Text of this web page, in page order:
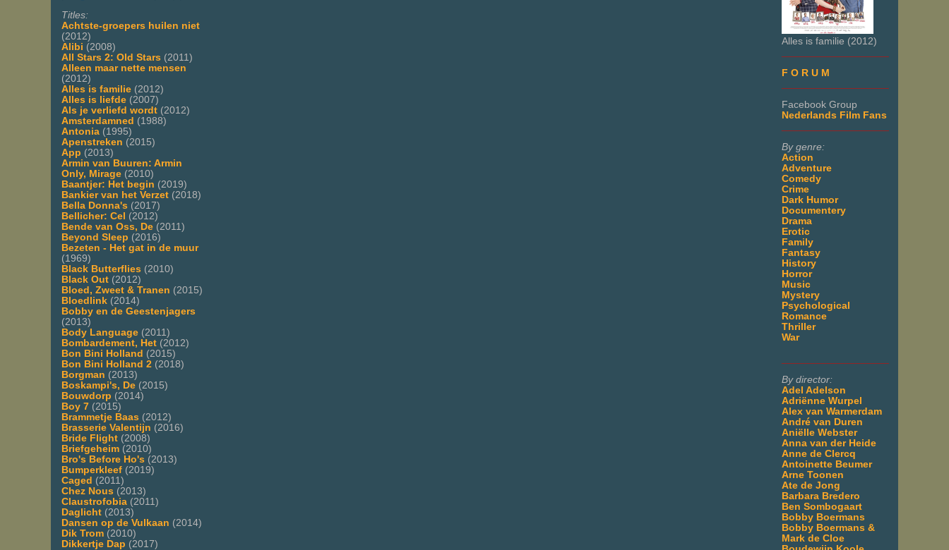
Titles:
Achtste-groepers huilen niet
(2012)
Alibi (2008)
All Stars 2: Old Stars (2011)
Alleen maar nette mensen
(2012)
Alles is familie (2012)
Alles is liefde (2007)
Als je verliefd wordt (2012)
Amsterdamned (1988)
Antonia (1995)
Apenstreken (2015)
App (2013)
Armin van Buuren: Armin
Only, Mirage (2010)
Baantjer: Het begin (2019)
Bankier van het Verzet (2018)
Bella Donna's (2017)
Bellicher: Cel (2012)
Bende van Oss, De (2011)
Beyond Sleep (2016)
Bezeten - Het gat in de muur
(1969)
Black Butterflies (2010)
Black Out (2012)
Bloed, Zweet & Tranen (2015)
Bloedlink (2014)
Bobby en de Geestenjagers
(2013)
Body Language (2011)
Bombardement, Het (2012)
Bon Bini Holland (2015)
Bon Bini Holland 2 (2018)
Borgman (2013)
Boskampi's, De (2015)
Bouwdorp (2014)
Boy 7 (2015)
Brammetje Baas (2012)
Brasserie Valentijn (2016)
Bride Flight (2008)
Briefgeheim (2010)
Bro's Before Ho's (2013)
Bumperkleef (2019)
Caged (2011)
Chez Nous (2013)
Claustrofobia (2011)
Daglicht (2013)
Dansen op de Vulkaan (2014)
Dik Trom (2010)
Dikkertje Dap (2017)
Alles is familie (2012)
F O R U M
Facebook Group
Nederlands Film Fans
By genre:
Action
Adventure
Comedy
Crime
Dark Humor
Documentery
Drama
Erotic
Family
Fantasy
History
Horror
Music
Mystery
Psychological
Romance
Thriller
War
By director:
Adel Adelson
Adriënne Wurpel
Alex van Warmerdam
André van Duren
Aniëlle Webster
Anna van der Heide
Anne de Clercq
Antoinette Beumer
Arne Toonen
Ate de Jong
Barbara Bredero
Ben Sombogaart
Bobby Boermans
Bobby Boermans &
Mark de Cloe